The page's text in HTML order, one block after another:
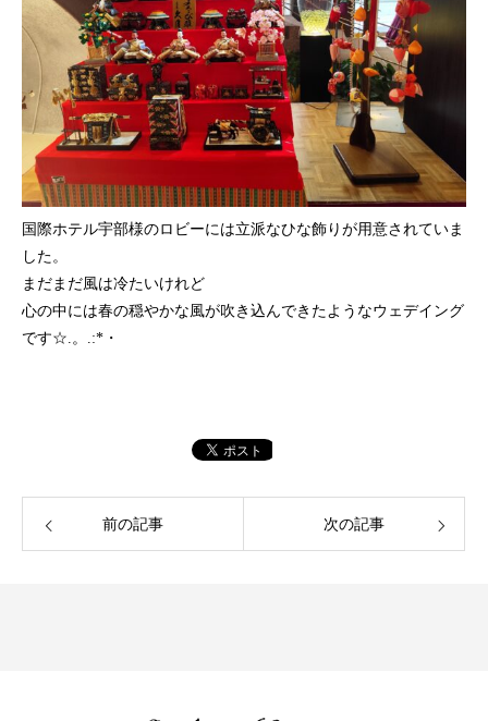
国際ホテル宇部様のロビーには立派なひな飾りが用意されていま
した。
まだまだ風は冷たいけれど
心の中には春の穏やかな風が吹き込んできたようなウェデイング
です☆.。.:*・
前の記事 次の記事